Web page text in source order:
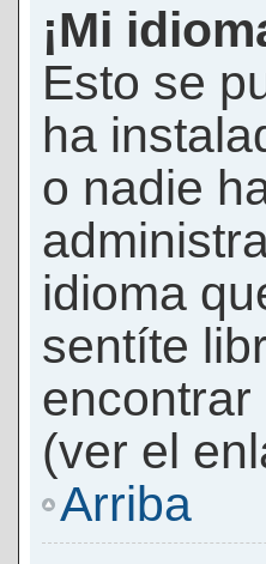
¡Mi
Esto se
ha
o nadie
idioma
sentíte
encontrar
(ver el
Arriba